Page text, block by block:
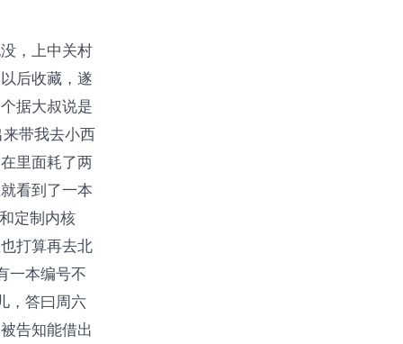
，上中关村
后收藏，遂
据大叔说是
带我去小西
里面耗了两
看到了一本
定制内核
打算再去北
一本编号不
，答曰周六
告知能借出